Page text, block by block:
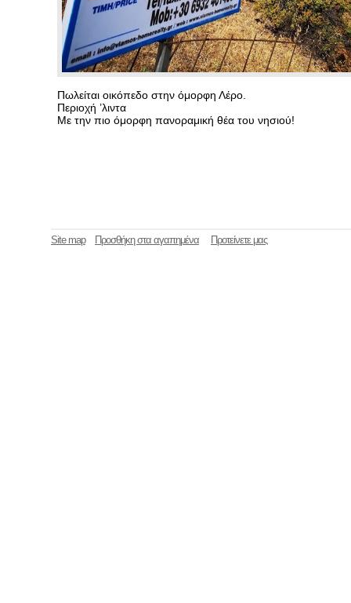
Πωλείται οικόπεδο στην όμορφη Λέρο.
Περιοχή ’λιντα
Με την πιο όμορφη πανοραμική θέα του νησιού!
Site map Προσθήκη στα αγαπημένα Προτείνετε μας